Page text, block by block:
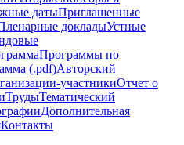
датыПриглашенные
докладыУстные
Программы по
(.pdf)Авторский
участникиОтчет о
ТрудыТематический
Дополнительная
Контакты